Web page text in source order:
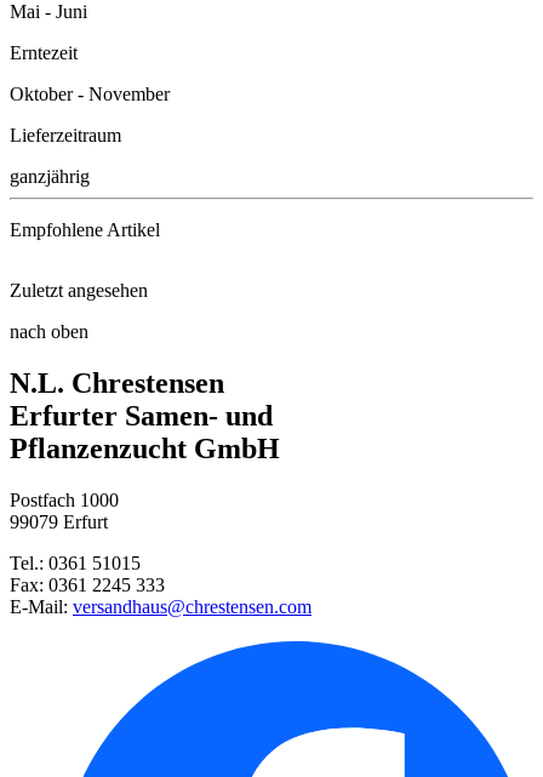
Mai - Juni
Erntezeit
Oktober - November
Lieferzeitraum
ganzjährig
Empfohlene Artikel
Universaldünger
Zuletzt angesehen
Grünkohl Redbor F1
nach oben
N.L. Chrestensen
Erfurter Samen- und
Pflanzenzucht GmbH
Postfach 1000
99079 Erfurt
Tel.: 0361 51015
Fax: 0361 2245 333
E-Mail: versandhaus@chrestensen.com